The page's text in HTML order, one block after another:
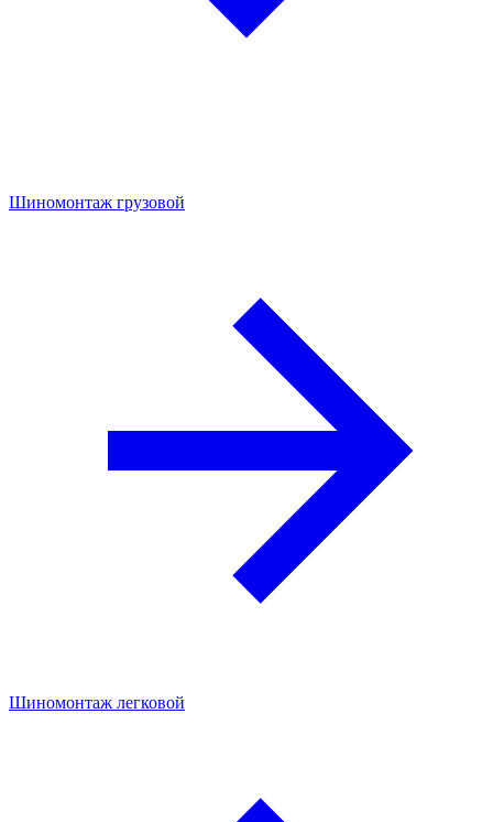
Шиномонтаж грузовой
Шиномонтаж легковой